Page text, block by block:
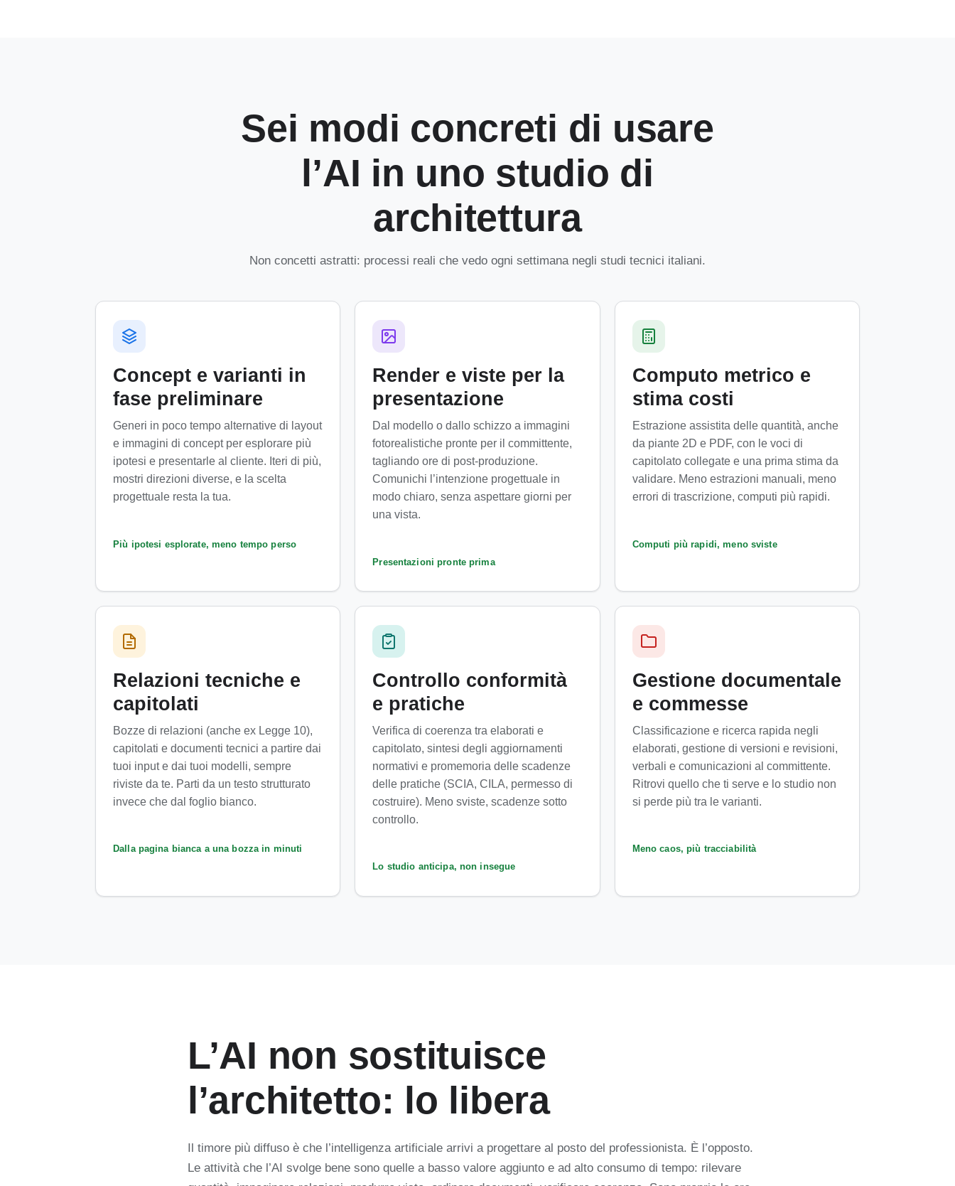
Sei modi concreti di usare
l’AI in uno studio di
architettura
Non concetti astratti: processi reali che vedo ogni settimana negli studi tecnici italiani.
Concept e varianti in
fase preliminare
Generi in poco tempo alternative di layout
e immagini di concept per esplorare più
ipotesi e presentarle al cliente. Iteri di più,
mostri direzioni diverse, e la scelta
progettuale resta la tua.
Più ipotesi esplorate, meno tempo perso
Render e viste per la
presentazione
Dal modello o dallo schizzo a immagini
fotorealistiche pronte per il committente,
tagliando ore di post-produzione.
Comunichi l’intenzione progettuale in
modo chiaro, senza aspettare giorni per
una vista.
Presentazioni pronte prima
Computo metrico e
stima costi
Estrazione assistita delle quantità, anche
da piante 2D e PDF, con le voci di
capitolato collegate e una prima stima da
validare. Meno estrazioni manuali, meno
errori di trascrizione, computi più rapidi.
Computi più rapidi, meno sviste
Relazioni tecniche e
capitolati
Bozze di relazioni (anche ex Legge 10),
capitolati e documenti tecnici a partire dai
tuoi input e dai tuoi modelli, sempre
riviste da te. Parti da un testo strutturato
invece che dal foglio bianco.
Dalla pagina bianca a una bozza in minuti
Controllo conformità
e pratiche
Verifica di coerenza tra elaborati e
capitolato, sintesi degli aggiornamenti
normativi e promemoria delle scadenze
delle pratiche (SCIA, CILA, permesso di
costruire). Meno sviste, scadenze sotto
controllo.
Lo studio anticipa, non insegue
Gestione documentale
e commesse
Classificazione e ricerca rapida negli
elaborati, gestione di versioni e revisioni,
verbali e comunicazioni al committente.
Ritrovi quello che ti serve e lo studio non
si perde più tra le varianti.
Meno caos, più tracciabilità
L’AI non sostituisce
l’architetto: lo libera
Il timore più diffuso è che l’intelligenza artificiale arrivi a progettare al posto del professionista. È l’opposto.
Le attività che l’AI svolge bene sono quelle a basso valore aggiunto e ad alto consumo di tempo: rilevare